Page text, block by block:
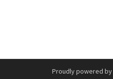
Proudly powered by